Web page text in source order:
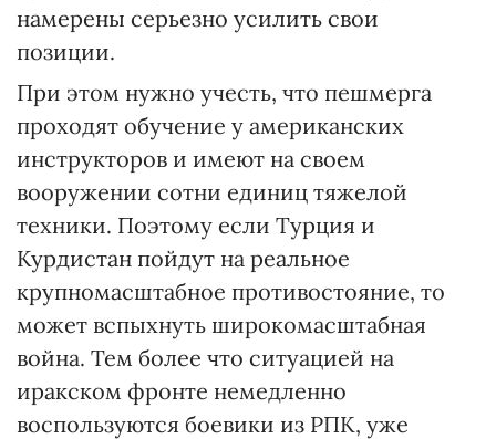
намерены серьезно усилить свои
позиции.
При этом нужно учесть, что пешмерга
проходят обучение у американских
инструкторов и имеют на своем
вооружении сотни единиц тяжелой
техники. Поэтому если Турция и
Курдистан пойдут на реальное
крупномасштабное противостояние, то
может вспыхнуть широкомасштабная
война. Тем более что ситуацией на
иракском фронте немедленно
воспользуются боевики из РПК, уже